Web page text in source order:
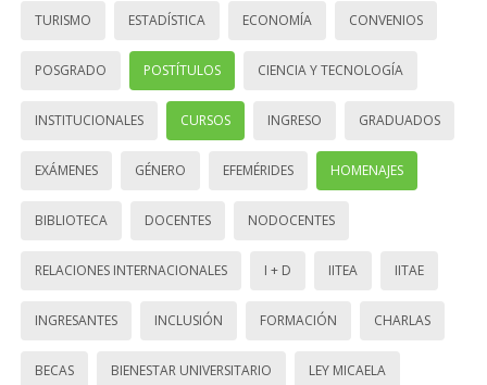
TURISMO ESTADÍSTICA ECONOMÍA CONVENIOS
POSGRADO POSTÍTULOS CIENCIA Y TECNOLOGÍA
INSTITUCIONALES CURSOS INGRESO GRADUADOS
EXÁMENES GÉNERO EFEMÉRIDES HOMENAJES
BIBLIOTECA DOCENTES NODOCENTES
RELACIONES INTERNACIONALES I + D IITEA IITAE
INGRESANTES INCLUSIÓN FORMACIÓN CHARLAS
BECAS BIENESTAR UNIVERSITARIO LEY MICAELA